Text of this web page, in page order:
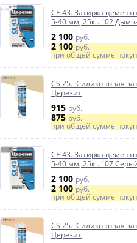
CE 43. Затирка
5-40 мм, 25кг. ''02
2 100 руб.
2 100руб.
при общей сумме
CS 25. Силиконовая
Церезит
915 руб.
875руб.
при общей сумме
CE 43. Затирка
5-40 мм, 25кг. ''07
2 100 руб.
2 100руб.
при общей сумме
CS 25. Силиконовая
Церезит